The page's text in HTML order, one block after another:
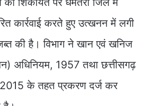
कार्रवाई करते हुए उत्खनन में लगी
की है। विभाग ने खान एवं खनिज
अधिनियम, 1957 तथा छत्तीसगढ़
के तहत प्रकरण दर्ज कर